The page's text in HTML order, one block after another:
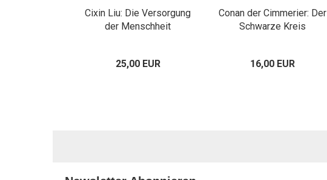
Cixin Liu: Die Versorgung
der Menschheit
25,00 EUR
Conan der Cimmerier: Der
Schwarze Kreis
16,00 EUR